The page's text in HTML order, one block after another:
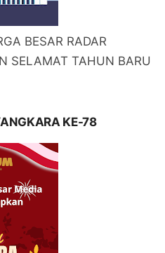
BESAR RADAR
SELAMAT TAHUN BARU
KE-78